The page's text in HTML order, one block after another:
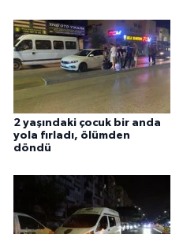
2 yaşındaki çocuk bir anda
yola fırladı, ölümden
döndü